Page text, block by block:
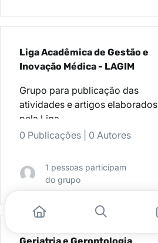
Liga Acadêmica de Gestão e
Inovação Médica - LAGIM
Grupo para publicação das
atividades e artigos elaborados
pela Liga.
0 Publicações
0 Autores
1 pessoas participam
do grupo